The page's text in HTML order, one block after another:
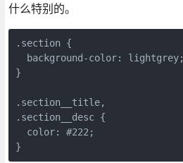
什么特别的。
.section {
  background-color: lightgrey;
}
.section__title,
.section__desc {
  color: #222;
}